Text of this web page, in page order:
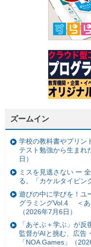
ズームイン
学校の教科書やプリン
テスト勉強から生まれ
日）
ミスを見逃さない ー
る。「カケルタイピン
遊びの中に学びを！ユ
グラミングVol.4 ＜あ
（2026年7月6日）
「あそぶ＋学ぶ」が
監督がAIと挑む、広告
「NOA Games」（